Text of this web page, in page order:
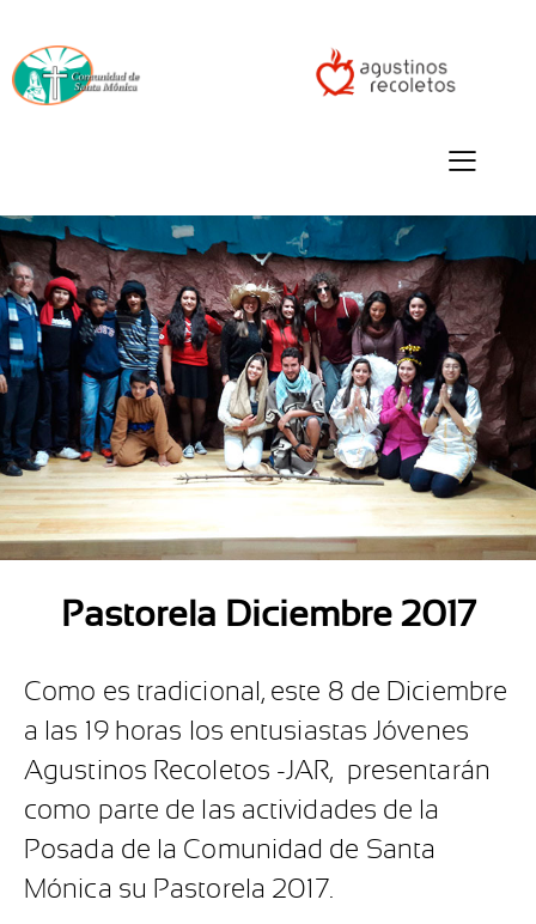
Pastorela Diciembre 2017
Como es tradicional, este 8 de Diciembre
a las 19 horas los entusiastas Jóvenes
Agustinos Recoletos -JAR, presentarán
como parte de las actividades de la
Posada de la Comunidad de Santa
Mónica su Pastorela 2017.